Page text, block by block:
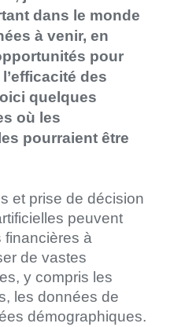
dans le monde
à venir, en
pour
des
quelques
où les
pourraient être
et prise de décision
peuvent
financières à
de vastes
y compris les
les données de
démographiques.